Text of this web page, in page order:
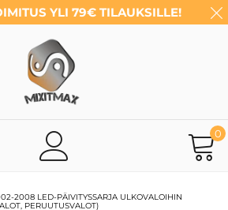
YLI 79€ TILAUKSILLE!
0
2008 LED-PÄIVITYSSARJA ULKOVALOIHIN
PERUUTUSVALOT)